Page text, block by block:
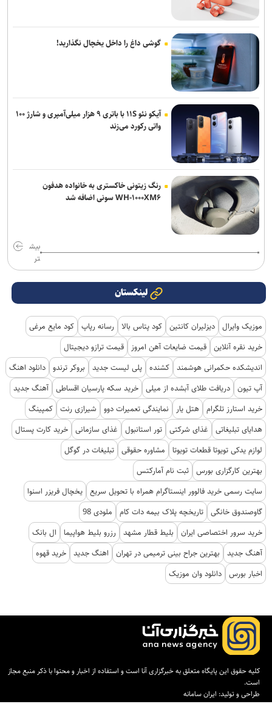
گوشی داغ را داخل یخچال نگذارید!
آیکو نئو ۱۱S با باتری ۹ هزار میلی‌آمپری و شارژ ۱۰۰
واتی رکورد می‌زند
رنگ زیتونی خاکستری به خانواده هدفون
WH-۱۰۰۰XM۶ سونی اضافه شد
بیش
تر
لینکستان
موزیک وایرال دیزلیران کانتین کود پتاس بالا رسانه رپاپ کود مایع مرغی
خرید نقره آنلاین قیمت ضایعات آهن امروز
قیمت ترازو دیجیتال
اندیشکده حکمرانی هوشمند کشنده پلی لیست جدید بروکر ترندو دانلود اهنگ
آپ تیون دریافت طلای آبشده از میلی خرید سکه پارسیان اقساطی آهنگ جدید
خرید استارز تلگرام هتل یار نمایندگی تعمیرات دوو شیرازی رنت کمپینگ
هدایای تبلیغاتی
غذای شرکتی تور استانبول غذای سازمانی خرید کارت پستال
لوازم یدکی تویوتا قطعات تویوتا
مشاوره حقوقی تبلیغات در گوگل
بهترین کارگزاری بورس ثبت نام آمارکتس
سایت رسمی خرید فالوور اینستاگرام همراه با تحویل سریع یخچال فریزر اسنوا
گاوصندوق خانگی تاریخچه پلاک بیمه دات کام
ملودی 98
خرید سرور اختصاصی ایران
بلیط قطار مشهد رزرو بلیط هواپیما
ال بانک
آهنگ جدید
بهترین جراح بینی ترمیمی در تهران اهنگ جدید خرید قهوه
اخبار بورس دانلود وان موزیک
کلیه حقوق این پایگاه متعلق به خبرگزاری آنا است و استفاده از اخبار و محتوا با ذکر منبع مجاز
است.
طراحی و تولید: ایران سامانه